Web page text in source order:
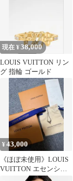
現在 ¥38,000
LOUIS VUITTON リン
グ 指輪 ゴールド
¥43,000
《ほぼ未使用》LOUIS
VUITTON エセンシャ
ルV ネックレス シルバ